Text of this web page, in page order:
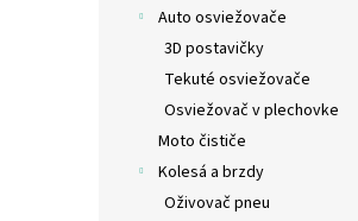
Auto osviežovače
3D postavičky
Tekuté osviežovače
Osviežovač v plechovke
Moto čističe
Kolesá a brzdy
Oživovač pneu